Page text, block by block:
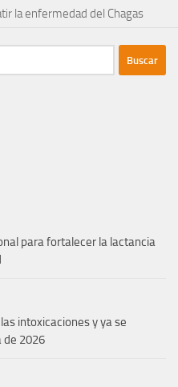
la enfermedad del Chagas
para fortalecer la lactancia
intoxicaciones y ya se
de 2026